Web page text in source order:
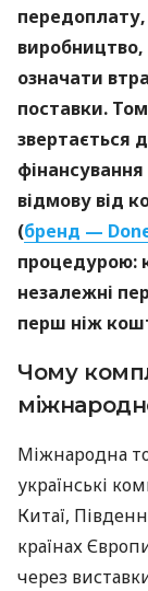
передоплату,
означати
поставки.
звертається
відмову від
(бренд —
процедурою:
незалежні
перш ніж
Чому
Міжнародна
українські
Китаї,
країнах
через